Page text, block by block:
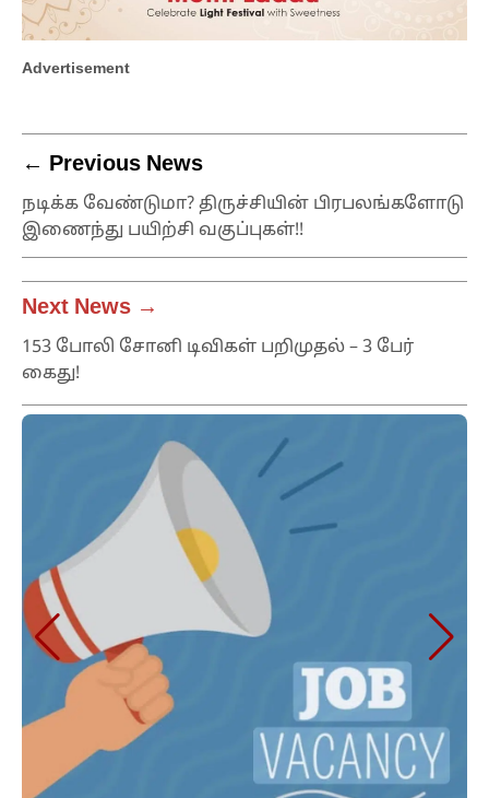
Advertisement
← Previous News
நடிக்க வேண்டுமா? திருச்சியின் பிரபலங்களோடு
இணைந்து பயிற்சி வகுப்புகள்!!
Next News →
153 போலி சோனி டிவிகள் பறிமுதல் – 3 பேர்
கைது!